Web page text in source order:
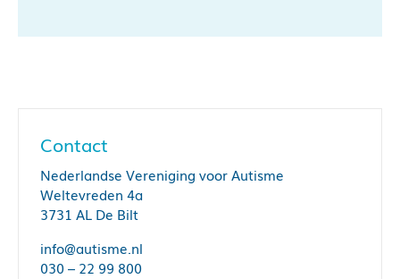
Contact
Nederlandse Vereniging voor Autisme
Weltevreden 4a
3731 AL De Bilt
info@autisme.nl
030 – 22 99 800